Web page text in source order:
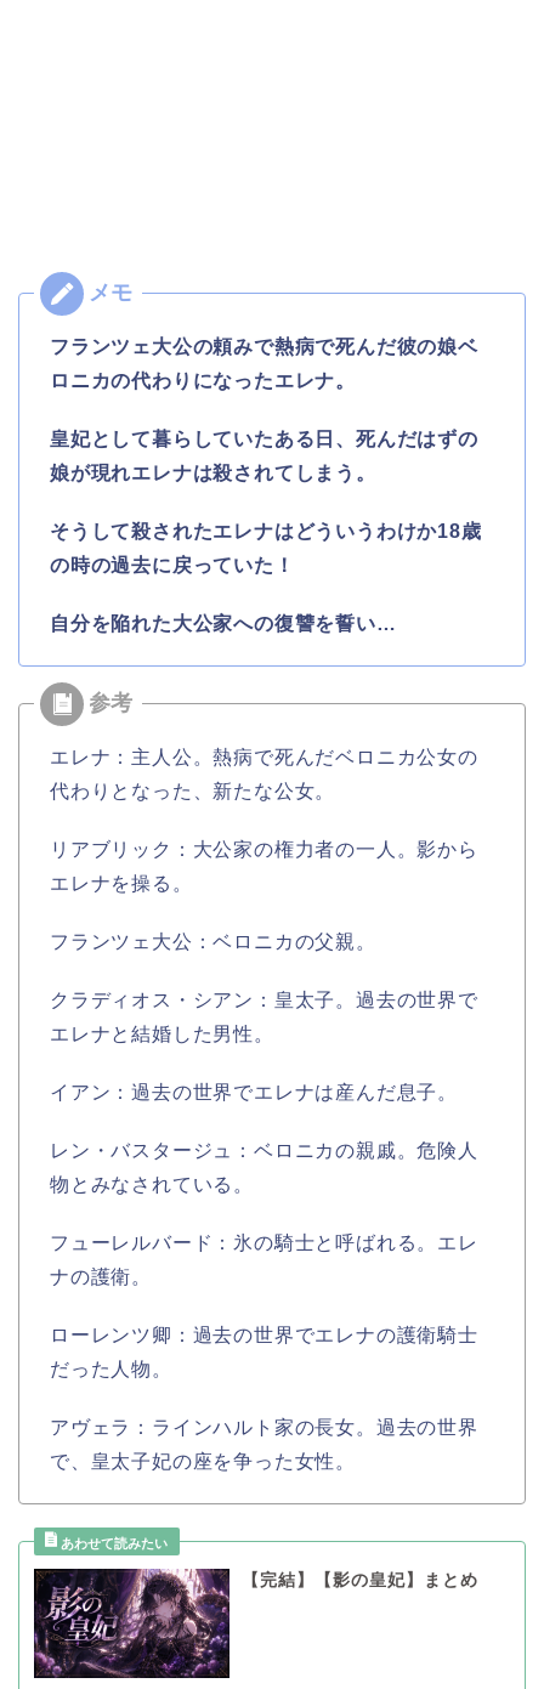
フランツェ大公の頼みで熱病で死んだ彼の娘ベ
ロニカの代わりになったエレナ。
皇妃として暮らしていたある日、死んだはずの
娘が現れエレナは殺されてしまう。
そうして殺されたエレナはどういうわけか18歳
の時の過去に戻っていた！
自分を陥れた大公家への復讐を誓い…
エレナ：主人公。熱病で死んだベロニカ公女の
代わりとなった、新たな公女。
リアブリック：大公家の権力者の一人。影から
エレナを操る。
フランツェ大公：ベロニカの父親。
クラディオス・シアン：皇太子。過去の世界で
エレナと結婚した男性。
イアン：過去の世界でエレナは産んだ息子。
レン・バスタージュ：ベロニカの親戚。危険人
物とみなされている。
フューレルバード：氷の騎士と呼ばれる。エレ
ナの護衛。
ローレンツ卿：過去の世界でエレナの護衛騎士
だった人物。
アヴェラ：ラインハルト家の長女。過去の世界
で、皇太子妃の座を争った女性。
【完結】【影の皇妃】まとめ